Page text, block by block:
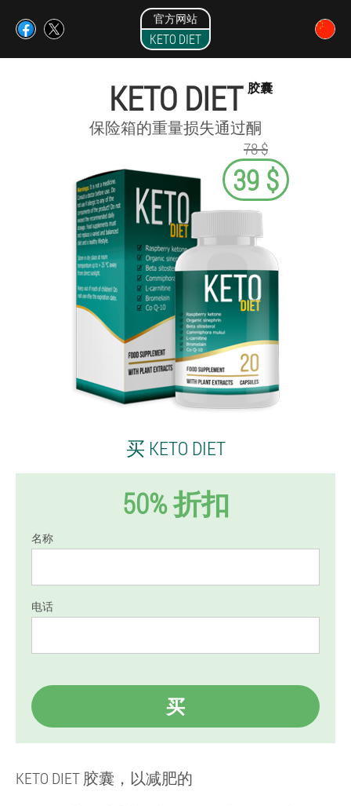
官方网站
KETO DIET
KETO DIET 胶囊
保险箱的重量损失通过酮
78 $
39 $
买 KETO DIET
50% 折扣
名称
电话
买
KETO DIET 胶囊，以减肥的